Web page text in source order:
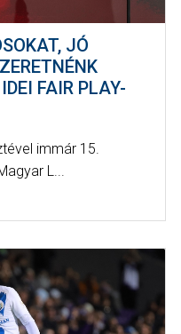
JÓ
FAIR PLAY-
immár 15.
L...